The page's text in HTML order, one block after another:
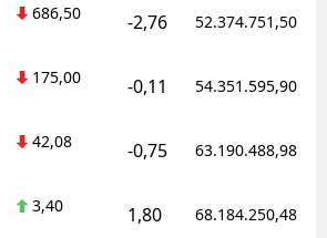
686,50 -2,76 52.374.751,50
175,00 -0,11 54.351.595,90
42,08 -0,75 63.190.488,98
3,40 1,80 68.184.250,48